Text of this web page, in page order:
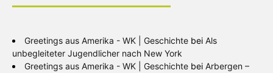
Greetings aus Amerika - WK | Geschichte bei Als
unbegleiteter Jugendlicher nach New York
Greetings aus Amerika - WK | Geschichte bei Arbergen –